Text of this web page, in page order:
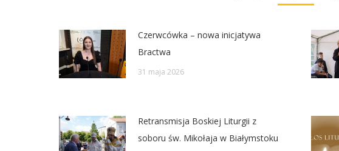
Czerwcówka – nowa inicjatywa
Bractwa
31 maja 2026
Retransmisja Boskiej Liturgii z
soboru św. Mikołaja w Białymstoku